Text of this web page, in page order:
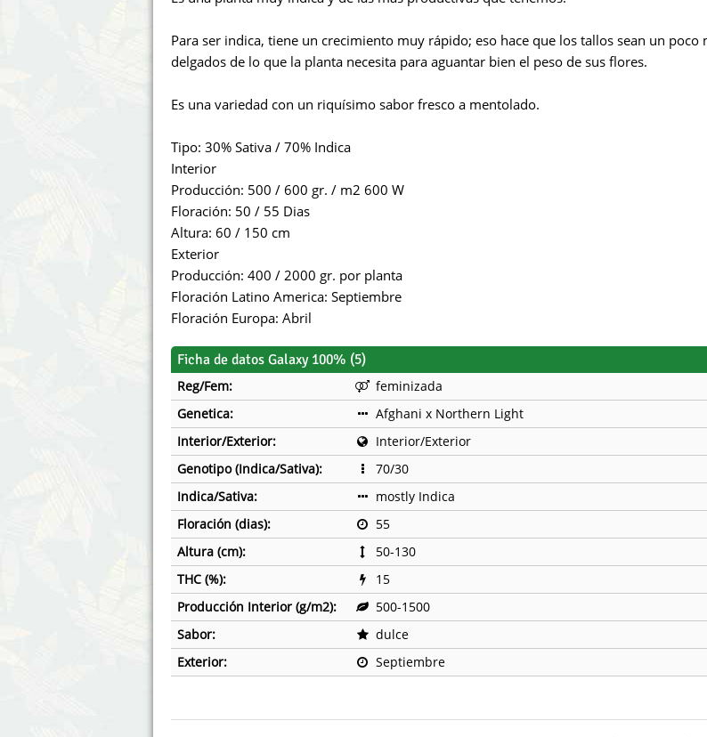
Barney's Farm
Bulldog Seeds
Cannabella Genetics
Female Seeds Mandala
Para ser indica, tiene un crecimiento muy rápido; eso hace que los tallos sean un poco
delgados de lo que la planta necesita para aguantar bien el peso de sus flores.
Es una variedad con un riquísimo sabor fresco a mentolado.
Tipo: 30% Sativa / 70% Indica
Interior
Producción: 500 / 600 gr. / m2 600 W
Floración: 50 / 55 Dias
Altura: 60 / 150 cm
Exterior
Producción: 400 / 2000 gr. por planta
Floración Latino America: Septiembre
Floración Europa: Abril
Ficha de datos Galaxy 100% (5)
Reg/Fem:
feminizada
Genetica:
Afghani x Northern Light
Interior/Exterior:
Interior/Exterior
Genotipo (Indica/Sativa):
70/30
Indica/Sativa:
mostly Indica
Floración (dias):
55
Altura (cm):
50-130
THC (%):
15
Producción Interior (g/m2):
500-1500
Sabor:
dulce
Exterior:
Septiembre